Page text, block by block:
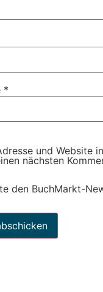
*
und Website
nächsten
den BuchMarkt-